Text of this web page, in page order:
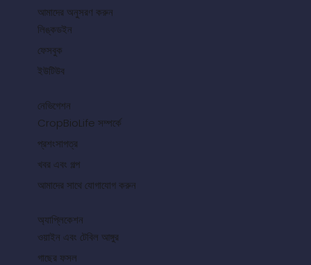
আমাদের অনুসরণ করুন
লিঙ্কডইন
ফেসবুক
ইউটিউব
নেভিগেশন
CropBioLife সম্পর্কে
প্রশংসাপত্র
খবর এবং গল্প
আমাদের সাথে যোগাযোগ করুন
অ্যাপ্লিকেশন
ওয়াইন এবং টেবিল আঙ্গুর
গাছের ফসল